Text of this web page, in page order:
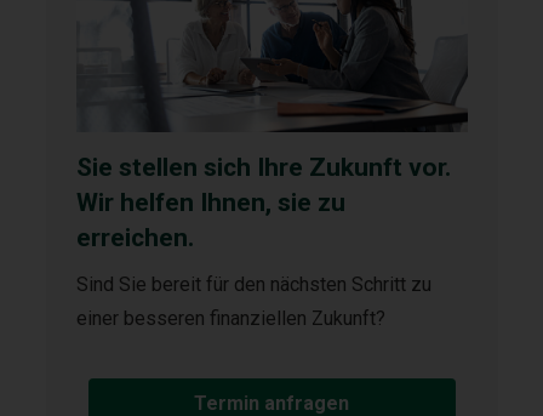
Sie stellen sich Ihre Zukunft vor.
Wir helfen Ihnen, sie zu
erreichen.
Sind Sie bereit für den nächsten Schritt zu
einer besseren finanziellen Zukunft?
Termin anfragen